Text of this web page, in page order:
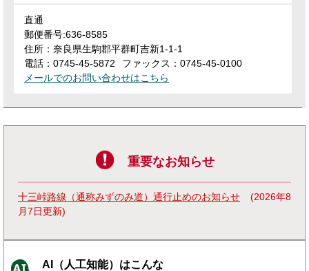
直通
郵便番号:636-8585
住所：奈良県生駒郡平群町吉新1-1-1
電話：0745-45-5872
ファックス：0745-45-0100
メールでのお問い合わせはこちら
重要なお知らせ
十三峠路線（通称みずのみ道）通行止めのお知らせ
2026年8
月7日更新
AI（人工知能）はこんな